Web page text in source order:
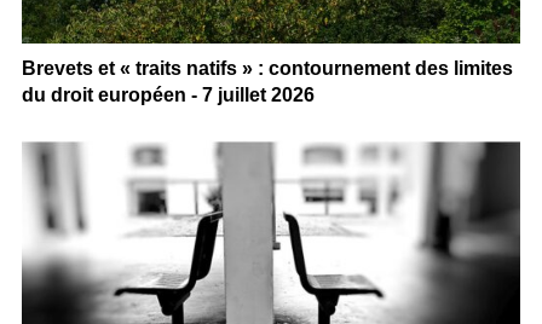
Brevets et « traits natifs » : contournement des limites
du droit européen - 7 juillet 2026